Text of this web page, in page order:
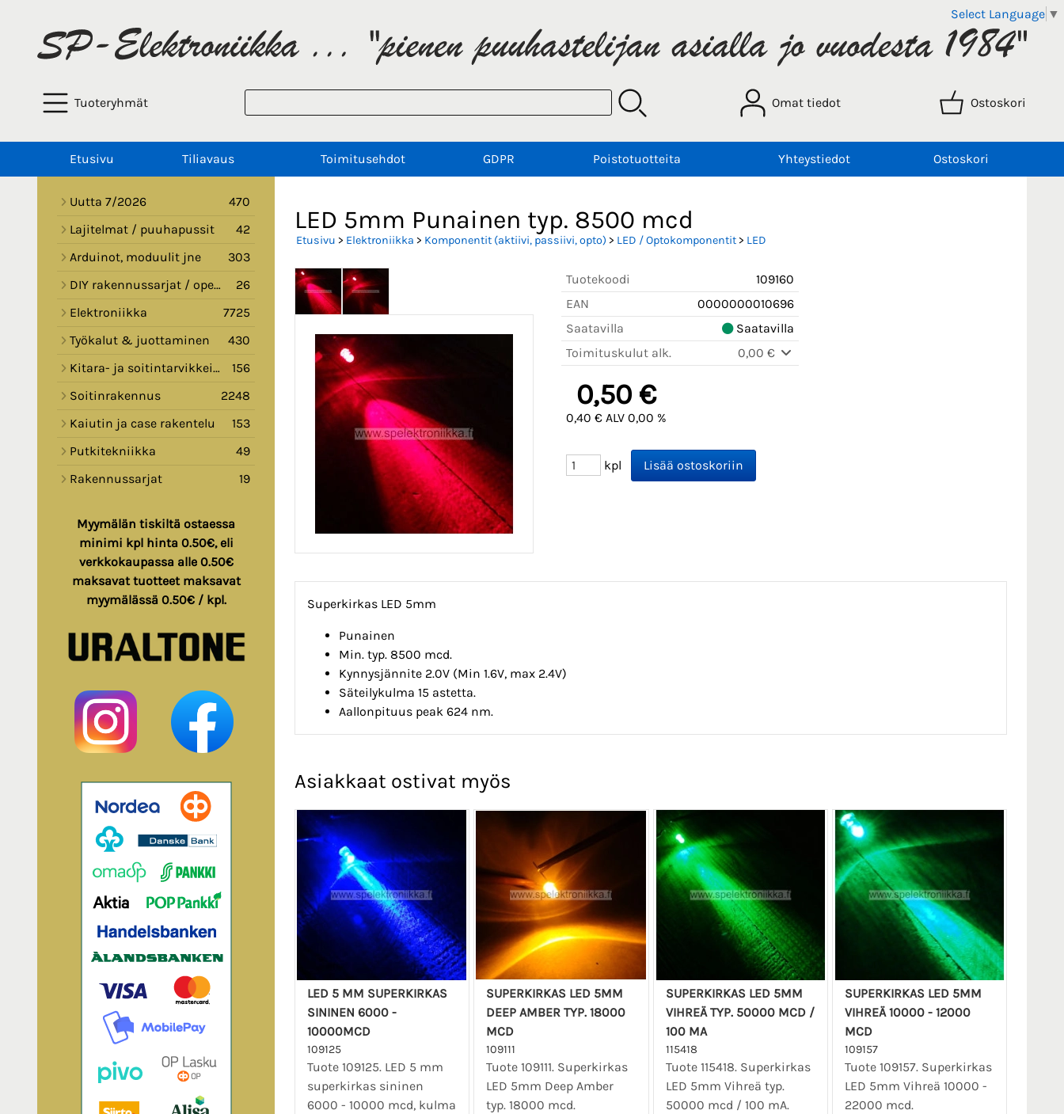
Select Language ▼
Tuoteryhmät Omat tiedot Ostoskori
Etusivu Tiliavaus Toimitusehdot GDPR Poistotuotteita Yhteystiedot Ostoskori
Uutta 7/2026
470
Lajitelmat / puuhapussit
42
Arduinot, moduulit jne
303
DIY rakennussarjat / opetussarjat
26
Elektroniikka
7725
Työkalut & juottaminen
430
Kitara- ja soitintarvikkeita
156
Soitinrakennus
2248
Kaiutin ja case rakentelu
153
Putkitekniikka
49
Rakennussarjat
19
Myymälän tiskiltä ostaessa
minimi kpl hinta 0.50€, eli
verkkokaupassa alle 0.50€
maksavat tuotteet maksavat
myymälässä 0.50€ / kpl.
LED 5mm Punainen typ. 8500 mcd
Etusivu > Elektroniikka > Komponentit (aktiivi, passiivi, opto) > LED / Optokomponentit> LED
Tuotekoodi
109160
EAN
0000000010696
Saatavilla
Saatavilla
Toimituskulut alk.
0,00 €
0,50 €
0,40 € ALV 0,00 %
kpl
Superkirkas LED 5mm
Punainen
Min. typ. 8500 mcd.
Kynnysjännite 2.0V (Min 1.6V, max 2.4V)
Säteilykulma 15 astetta.
Aallonpituus peak 624 nm.
Asiakkaat ostivat myös
LED 5 MM SUPERKIRKAS
SININEN 6000 -
10000MCD
109125
Tuote 109125. LED 5 mm
superkirkas sininen
6000 - 10000 mcd, kulma
SUPERKIRKAS LED 5MM
DEEP AMBER TYP. 18000
MCD
109111
Tuote 109111. Superkirkas
LED 5mm Deep Amber
typ. 18000 mcd.
SUPERKIRKAS LED 5MM
VIHREÄ TYP. 50000 MCD /
100 MA
115418
Tuote 115418. Superkirkas
LED 5mm Vihreä typ.
50000 mcd / 100 mA.
SUPERKIRKAS LED 5MM
VIHREÄ 10000 - 12000
MCD
109157
Tuote 109157. Superkirkas
LED 5mm Vihreä 10000 -
22000 mcd.